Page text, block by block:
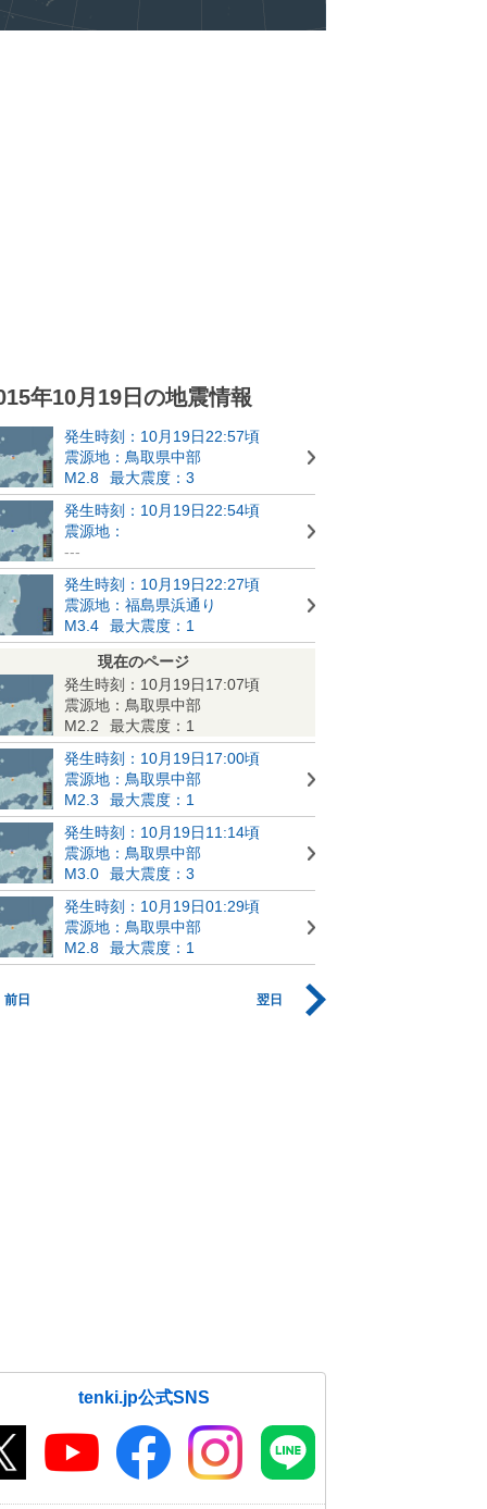
年10月19日の地震情報
発生時刻：10月19日22:57頃
震源地：鳥取県中部
M2.8
最大震度：3
発生時刻：10月19日22:54頃
震源地：
---
発生時刻：10月19日22:27頃
震源地：福島県浜通り
M3.4
最大震度：1
現在のページ
発生時刻：10月19日17:07頃
震源地：鳥取県中部
M2.2
最大震度：1
発生時刻：10月19日17:00頃
震源地：鳥取県中部
M2.3
最大震度：1
発生時刻：10月19日11:14頃
震源地：鳥取県中部
M3.0
最大震度：3
発生時刻：10月19日01:29頃
震源地：鳥取県中部
M2.8
最大震度：1
前日 翌日
tenki.jp公式SNS